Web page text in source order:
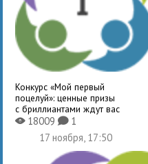
Конкурс «Мой первый
поцелуй»: ценные призы
с бриллиантами ждут вас
X18009K1
17 ноября, 17:50